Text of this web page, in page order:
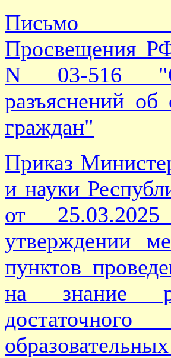
Письмо
Просвещения
N 03-516 "О
разъяснений об
граждан"
Приказ
и науки
от
утверждении
пунктов
на знание